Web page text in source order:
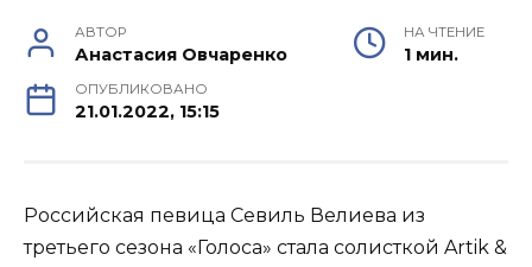
АВТОР
Анастасия Овчаренко
НА ЧТЕНИЕ
1 мин.
ОПУБЛИКОВАНО
21.01.2022, 15:15
Российская певица Севиль Велиева из
третьего сезона «Голоса» стала солисткой Artik &